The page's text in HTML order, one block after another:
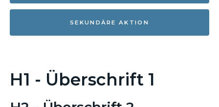
SEKUNDÄRE AKTION
H1 - Überschrift 1